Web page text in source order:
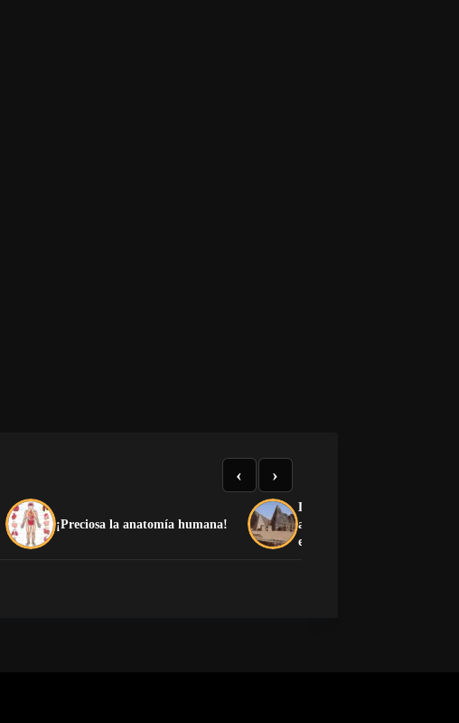
¡Preciosa la anatomía humana!
La guerra y la arena
amenazan las pirámides de
en Sudán
‹ ›